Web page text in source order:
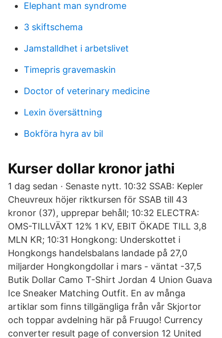
Elephant man syndrome
3 skiftschema
Jamstalldhet i arbetslivet
Timepris gravemaskin
Doctor of veterinary medicine
Lexin översättning
Bokföra hyra av bil
Kurser dollar kronor jathi
1 dag sedan · Senaste nytt. 10:32 SSAB: Kepler
Cheuvreux höjer riktkursen för SSAB till 43
kronor (37), upprepar behåll; 10:32 ELECTRA:
OMS-TILLVÄXT 12% 1 KV, EBIT ÖKADE TILL 3,8
MLN KR; 10:31 Hongkong: Underskottet i
Hongkongs handelsbalans landade på 27,0
miljarder Hongkongdollar i mars - väntat -37,5
Butik Dollar Camo T-Shirt Jordan 4 Union Guava
Ice Sneaker Matching Outfit. En av många
artiklar som finns tillgängliga från vår Skjortor
och toppar avdelning här på Fruugo! Currency
converter result page of conversion 12 United